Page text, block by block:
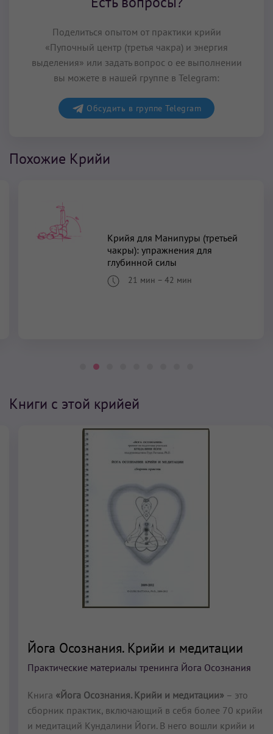
Поделиться опытом от практики крийи
«Пупочный центр (третья чакра) и энергия
выделения» или задать вопрос о ее выполнении
вы можете в нашей группе в Telegram:
Обсудить в группе Telegram
Похожие Крийи
Крийя для Манипуры (третьей
чакры): упражнения для
глубинной силы
21 мин – 42 мин
Книги с этой крийей
Йога Осознания. Крийи и медитации
Практические материалы тренинга Йога Осознания
Книга «Йога Осознания. Крийи и медитации» – это
сборник практик, включающий в себя более 70 крийи
и медитаций Кундалини Йоги. В него вошли крийи и